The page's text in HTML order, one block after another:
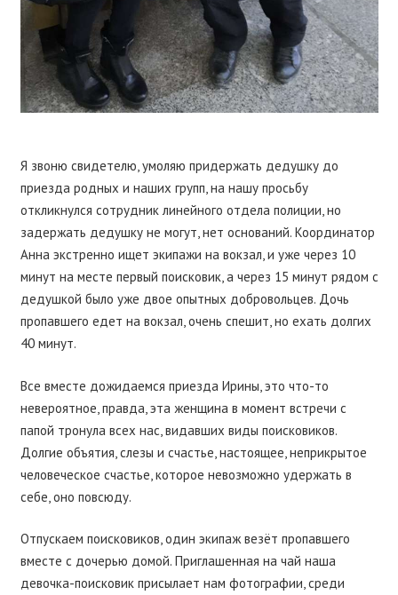
Я звоню свидетелю, умоляю придержать дедушку до
приезда родных и наших групп, на нашу просьбу
откликнулся сотрудник линейного отдела полиции, но
задержать дедушку не могут, нет оснований. Координатор
Анна экстренно ищет экипажи на вокзал, и уже через 10
минут на месте первый поисковик, а через 15 минут рядом с
дедушкой было уже двое опытных добровольцев. Дочь
пропавшего едет на вокзал, очень спешит, но ехать долгих
40 минут.
Все вместе дожидаемся приезда Ирины, это что-то
невероятное, правда, эта женщина в момент встречи с
папой тронула всех нас, видавших виды поисковиков.
Долгие объятия, слезы и счастье, настоящее, неприкрытое
человеческое счастье, которое невозможно удержать в
себе, оно повсюду.
Отпускаем поисковиков, один экипаж везёт пропавшего
вместе с дочерью домой. Приглашенная на чай наша
девочка-поисковик присылает нам фотографии, среди